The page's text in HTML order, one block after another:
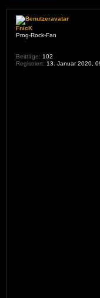
FnicK
Prog-Rock-Fan
Beiträge: 102
Registriert: 13. Januar 2020,